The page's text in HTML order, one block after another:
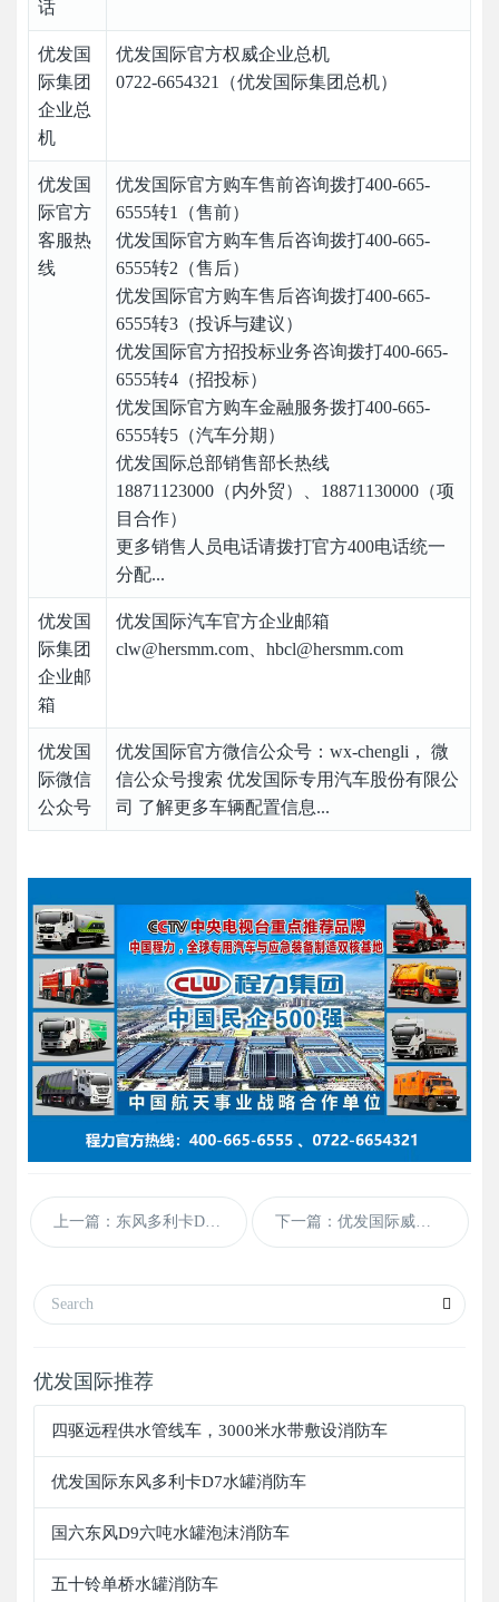
话
优发国
际集团
企业总
机
优发国际官方权威企业总机
0722-6654321（优发国际集团总机）
优发国
际官方
客服热
线
优发国际官方购车售前咨询拨打400-665-
6555转1（售前）
优发国际官方购车售后咨询拨打400-665-
6555转2（售后）
优发国际官方购车售后咨询拨打400-665-
6555转3（投诉与建议）
优发国际官方招投标业务咨询拨打400-665-
6555转4（招投标）
优发国际官方购车金融服务拨打400-665-
6555转5（汽车分期）
优发国际总部销售部长热线
18871123000（内外贸）、18871130000（项
目合作）
更多销售人员电话请拨打官方400电话统一
分配...
优发国
际集团
企业邮
箱
优发国际汽车官方企业邮箱
clw@hersmm.com、hbcl@hersmm.com
优发国
际微信
公众号
优发国际官方微信公众号：wx-chengli， 微
信公众号搜索 优发国际专用汽车股份有限公
司 了解更多车辆配置信息...
上一篇：东风多利卡D9消防洒水车，10方消防洒水车
优发国际推荐
四驱远程供水管线车，3000米水带敷设消防车
优发国际东风多利卡D7水罐消防车
国六东风D9六吨水罐泡沫消防车
五十铃单桥水罐消防车